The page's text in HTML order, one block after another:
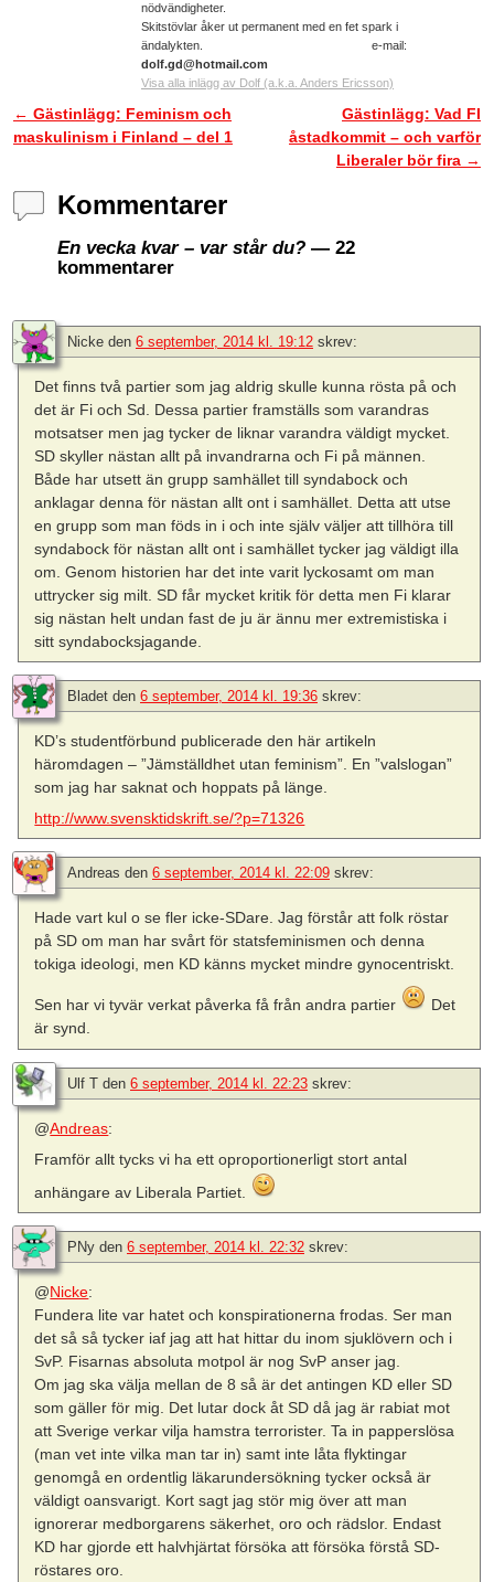
nödvändigheter.
Skitstövlar åker ut permanent med en fet spark i
ändalykten. e-mail:
dolf.gd@hotmail.com
Visa alla inlägg av Dolf (a.k.a. Anders Ericsson)
Inläggsnavigering
← Gästinlägg: Feminism och
maskulinism i Finland – del 1
Gästinlägg: Vad FI
åstadkommit – och varför
Liberaler bör fira →
Kommentarer
En vecka kvar – var står du? — 22
kommentarer
Nicke den 6 september, 2014 kl. 19:12 skrev:
Det finns två partier som jag aldrig skulle kunna rösta på och
det är Fi och Sd. Dessa partier framställs som varandras
motsatser men jag tycker de liknar varandra väldigt mycket.
SD skyller nästan allt på invandrarna och Fi på männen.
Både har utsett än grupp samhället till syndabock och
anklagar denna för nästan allt ont i samhället. Detta att utse
en grupp som man föds in i och inte själv väljer att tillhöra till
syndabock för nästan allt ont i samhället tycker jag väldigt illa
om. Genom historien har det inte varit lyckosamt om man
uttrycker sig milt. SD får mycket kritik för detta men Fi klarar
sig nästan helt undan fast de ju är ännu mer extremistiska i
sitt syndabocksjagande.
Bladet den 6 september, 2014 kl. 19:36 skrev:
KD’s studentförbund publicerade den här artikeln
häromdagen – ”Jämställdhet utan feminism”. En ”valslogan”
som jag har saknat och hoppats på länge.
http://www.svensktidskrift.se/?p=71326
Andreas den 6 september, 2014 kl. 22:09 skrev:
Hade vart kul o se fler icke-SDare. Jag förstår att folk röstar
på SD om man har svårt för statsfeminismen och denna
tokiga ideologi, men KD känns mycket mindre gynocentriskt.
Sen har vi tyvär verkat påverka få från andra partier
Det
är synd.
Ulf T den 6 september, 2014 kl. 22:23 skrev:
@Andreas:
Framför allt tycks vi ha ett oproportionerligt stort antal
anhängare av Liberala Partiet.
PNy den 6 september, 2014 kl. 22:32 skrev:
@Nicke:
Fundera lite var hatet och konspirationerna frodas. Ser man
det så så tycker iaf jag att hat hittar du inom sjuklövern och i
SvP. Fisarnas absoluta motpol är nog SvP anser jag.
Om jag ska välja mellan de 8 så är det antingen KD eller SD
som gäller för mig. Det lutar dock åt SD då jag är rabiat mot
att Sverige verkar vilja hamstra terrorister. Ta in papperslösa
(man vet inte vilka man tar in) samt inte låta flyktingar
genomgå en ordentlig läkarundersökning tycker också är
väldigt oansvarigt. Kort sagt jag stör mig över att man
ignorerar medborgarens säkerhet, oro och rädslor. Endast
KD har gjorde ett halvhjärtat försöka att försöka förstå SD-
röstares oro.